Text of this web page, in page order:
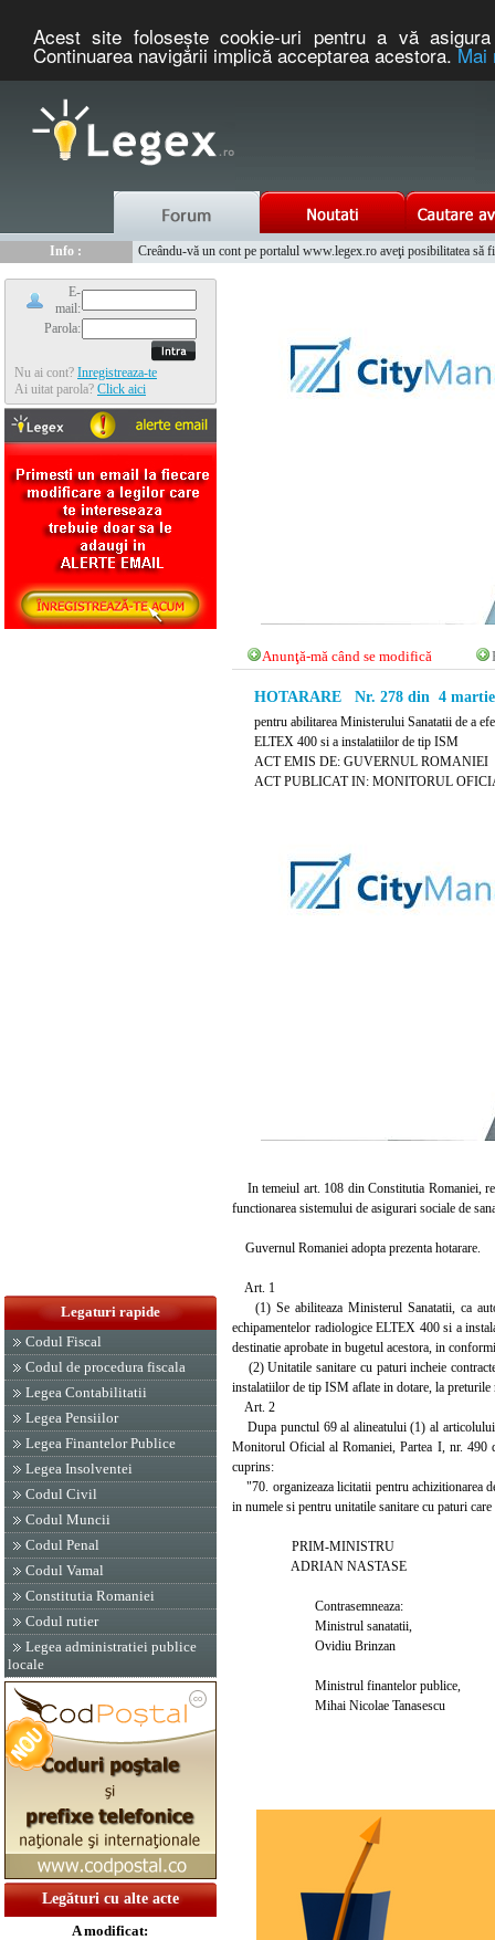
Acest site foloseşte cookie-uri pentru a vă
Continuarea navigării implică acceptarea acestora.Mai
Info :
Creându-vă un cont pe portalul www.legex.ro aveţi posibilitatea să
E-
mail:
Parola:
Nu ai cont? Inregistreaza-te
Ai uitat parola? Click aici
Legaturi rapide
Codul Fiscal
Codul de procedura fiscala
Legea Contabilitatii
Legea Pensiilor
Legea Finantelor Publice
Legea Insolventei
Codul Civil
Codul Muncii
Codul Penal
Codul Vamal
Constitutia Romaniei
Codul rutier
Legea administratiei publice
locale
Legături cu alte acte
A modificat:
Anunţă-mă când se modifică
HOTARARE Nr. 278 din 4 martie
pentru abilitarea Ministerului Sanatatii de a
ELTEX 400 si a instalatiilor de tip ISM
ACT EMIS DE: GUVERNUL ROMANIEI
ACT PUBLICAT IN: MONITORUL
In temeiul art. 108 din Constitutia Romaniei,
functionarea sistemului de asigurari sociale de
Guvernul Romaniei adopta prezenta hotarare.
Art. 1
(1) Se abiliteaza Ministerul Sanatatii, ca
echipamentelor radiologice ELTEX 400 si a
destinatie aprobate in bugetul acestora, in
(2) Unitatile sanitare cu paturi incheie
instalatiilor de tip ISM aflate in dotare, la
Art. 2
Dupa punctul 69 al alineatului (1) al articolului
Monitorul Oficial al Romaniei, Partea I, nr. 490
cuprins:
"70. organizeaza licitatii pentru achizitionarea
in numele si pentru unitatile sanitare cu paturi
PRIM-MINISTRU
ADRIAN NASTASE
Contrasemneaza:
Ministrul sanatatii,
Ovidiu Brinzan
Ministrul finantelor publice,
Mihai Nicolae Tanasescu